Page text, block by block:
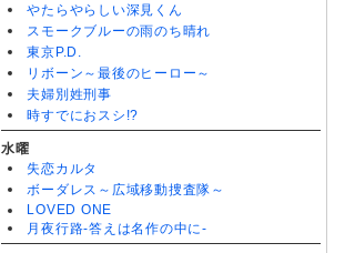
やたらやらしい深見くん
スモークブルーの雨のち晴れ
東京P.D.
リボーン～最後のヒーロー～
夫婦別姓刑事
時すでにおスシ!?
水曜
失恋カルタ
ボーダレス～広域移動捜査隊～
LOVED ONE
月夜行路-答えは名作の中に-